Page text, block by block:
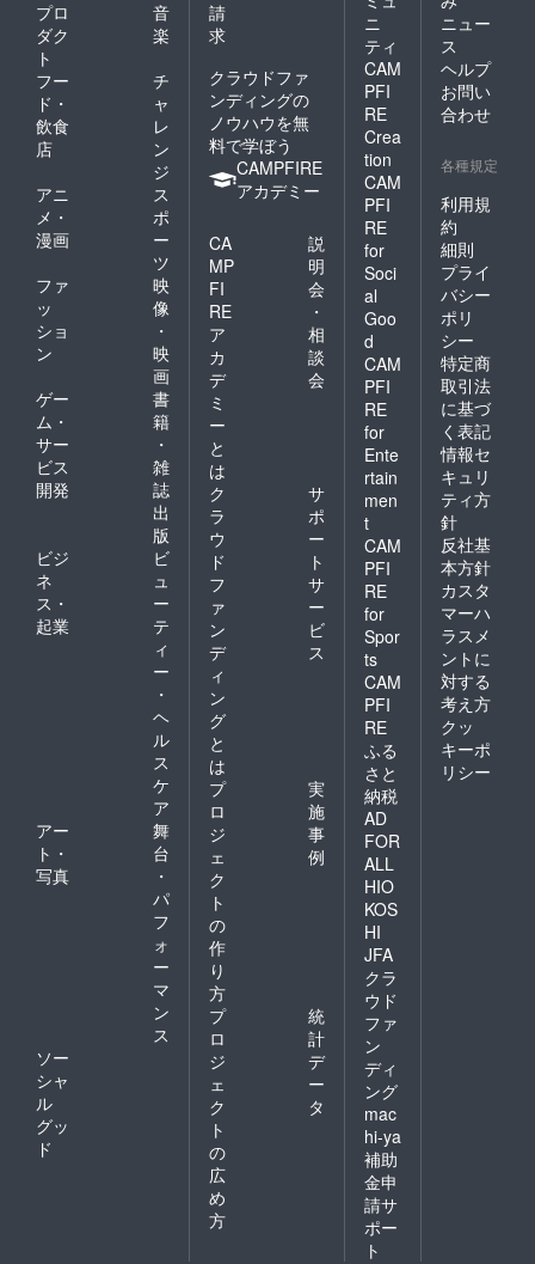
プロ
ダク
ト
音
楽
フー
ド・
飲食
店
チ
ャ
レ
ン
ジ
アニ
メ・
漫画
ス
ポ
ー
ツ
ファ
ッ
ショ
ン
映
像
・
映
画
ゲー
ム・
サー
ビス
開発
書
籍
・
雑
誌
出
版
ビジ
ネ
ス・
起業
ビ
ュ
ー
テ
ィ
ー
・
ヘ
ル
ス
ケ
ア
アー
ト・
写真
舞
台
・
パ
フ
ォ
ー
マ
ン
ス
ソー
シャ
ル
グッ
ド
請
求
クラウドファ
ンディングの
ノウハウを無
料で学ぼう
CAMPFIRE
アカデミー
CA
MP
FI
RE
ア
カ
デ
ミ
ー
と
は
説
明
会
・
相
談
会
ク
ラ
ウ
ド
フ
ァ
ン
デ
ィ
ン
グ
と
は
サ
ポ
ー
ト
サ
ー
ビ
ス
プ
ロ
ジ
ェ
ク
ト
の
作
り
方
実
施
事
例
プ
ロ
ジ
ェ
ク
ト
の
広
め
方
統
計
デ
ー
タ
ニ
ティ
CAM
PFI
RE
Crea
tion
CAM
PFI
RE
for
Soci
al
Goo
d
CAM
PFI
RE
for
Ente
rtain
men
t
CAM
PFI
RE
for
Spor
ts
CAM
PFI
RE
ふる
さと
納税
AD
FOR
ALL
HIO
KOS
HI
JFA
クラ
ウド
ファ
ン
ディ
ング
mac
hi-ya
補助
金申
請サ
ポー
ト
ニュー
ス
ヘルプ
お問い
合わせ
各種規定
利用規
約
細則
プライ
バシー
ポリ
シー
特定商
取引法
に基づ
く表記
情報セ
キュリ
ティ方
針
反社基
本方針
カスタ
マーハ
ラスメ
ントに
対する
考え方
クッ
キーポ
リシー